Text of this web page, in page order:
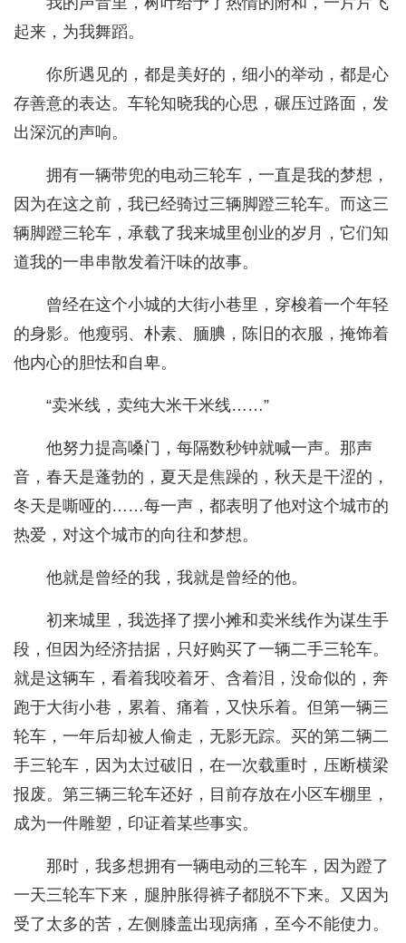
起来，为我舞蹈。
你所遇见的，都是美好的，细小的举动，都是心
存善意的表达。车轮知晓我的心思，碾压过路面，发
出深沉的声响。
拥有一辆带兜的电动三轮车，一直是我的梦想，
因为在这之前，我已经骑过三辆脚蹬三轮车。而这三
辆脚蹬三轮车，承载了我来城里创业的岁月，它们知
道我的一串串散发着汗味的故事。
曾经在这个小城的大街小巷里，穿梭着一个年轻
的身影。他瘦弱、朴素、腼腆，陈旧的衣服，掩饰着
他内心的胆怯和自卑。
“卖米线，卖纯大米干米线……”
他努力提高嗓门，每隔数秒钟就喊一声。那声
音，春天是蓬勃的，夏天是焦躁的，秋天是干涩的，
冬天是嘶哑的……每一声，都表明了他对这个城市的
热爱，对这个城市的向往和梦想。
他就是曾经的我，我就是曾经的他。
初来城里，我选择了摆小摊和卖米线作为谋生手
段，但因为经济拮据，只好购买了一辆二手三轮车。
就是这辆车，看着我咬着牙、含着泪，没命似的，奔
跑于大街小巷，累着、痛着，又快乐着。但第一辆三
轮车，一年后却被人偷走，无影无踪。买的第二辆二
手三轮车，因为太过破旧，在一次载重时，压断横梁
报废。第三辆三轮车还好，目前存放在小区车棚里，
成为一件雕塑，印证着某些事实。
那时，我多想拥有一辆电动的三轮车，因为蹬了
一天三轮车下来，腿肿胀得裤子都脱不下来。又因为
受了太多的苦，左侧膝盖出现病痛，至今不能使力。